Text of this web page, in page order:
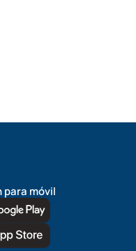
para móvil